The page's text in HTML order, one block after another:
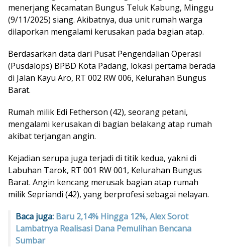
menerjang Kecamatan Bungus Teluk Kabung, Minggu
(9/11/2025) siang. Akibatnya, dua unit rumah warga
dilaporkan mengalami kerusakan pada bagian atap.
Berdasarkan data dari Pusat Pengendalian Operasi
(Pusdalops) BPBD Kota Padang, lokasi pertama berada
di Jalan Kayu Aro, RT 002 RW 006, Kelurahan Bungus
Barat.
Rumah milik Edi Fetherson (42), seorang petani,
mengalami kerusakan di bagian belakang atap rumah
akibat terjangan angin.
Kejadian serupa juga terjadi di titik kedua, yakni di
Labuhan Tarok, RT 001 RW 001, Kelurahan Bungus
Barat. Angin kencang merusak bagian atap rumah
milik Sepriandi (42), yang berprofesi sebagai nelayan.
Baca juga: Baru 2,14% Hingga 12%, Alex Sorot
Lambatnya Realisasi Dana Pemulihan Bencana
Sumbar